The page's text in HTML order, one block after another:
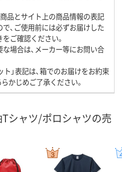
品とサイト上の商品情報の表記
、ご使用前には必ずお届けした
ご確認ください。
場合は、メーカー等にお問い合
ト」表記は、箱でのお届けをお約束
かじめご了承ください。
シャツ/ポロシャツの売